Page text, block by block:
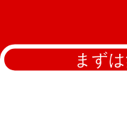
まず